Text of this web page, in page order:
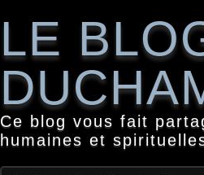
LE
Ce blog vous fait
humaines et